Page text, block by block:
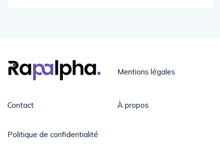
Mentions légales
Contact À propos
Politique de confidentialité